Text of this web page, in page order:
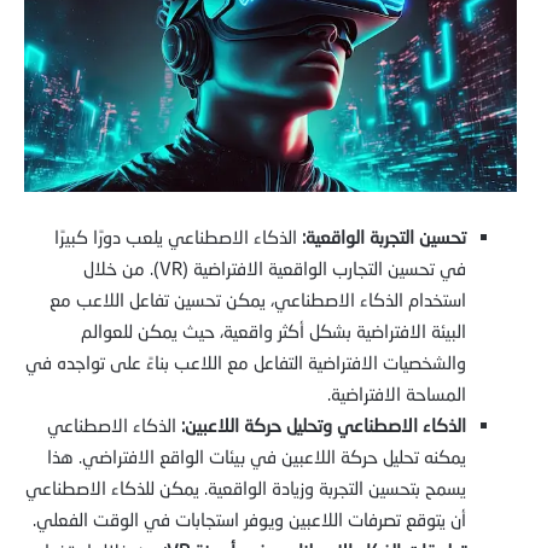
تحسين التجربة الواقعية: الذكاء الاصطناعي يلعب دورًا كبيرًا
في تحسين التجارب الواقعية الافتراضية (VR). من خلال
استخدام الذكاء الاصطناعي، يمكن تحسين تفاعل اللاعب مع
البيئة الافتراضية بشكل أكثر واقعية، حيث يمكن للعوالم
والشخصيات الافتراضية التفاعل مع اللاعب بناءً على تواجده في
المساحة الافتراضية.
الذكاء الاصطناعي وتحليل حركة اللاعبين: الذكاء الاصطناعي
يمكنه تحليل حركة اللاعبين في بيئات الواقع الافتراضي. هذا
يسمح بتحسين التجربة وزيادة الواقعية. يمكن للذكاء الاصطناعي
أن يتوقع تصرفات اللاعبين ويوفر استجابات في الوقت الفعلي.